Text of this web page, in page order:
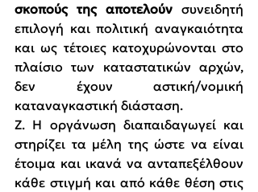
σκοπούς της αποτελούν συνειδητή
επιλογή και πολιτική αναγκαιότητα
και ως τέτοιες κατοχυρώνονται στο
πλαίσιο των καταστατικών αρχών,
δεν έχουν αστική/νομική
καταναγκαστική διάσταση.
Ζ. Η οργάνωση διαπαιδαγωγεί και
στηρίζει τα μέλη της ώστε να είναι
έτοιμα και ικανά να ανταπεξέλθουν
κάθε στιγμή και από κάθε θέση στις